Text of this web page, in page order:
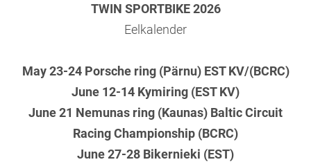
TWIN SPORTBIKE 2026
Eelkalender
May 23-24 Porsche ring (Pärnu) EST KV/(BCRC)
June 12-14 Kymiring (EST KV)
June 21 Nemunas ring (Kaunas) Baltic Circuit
Racing Championship (BCRC)
June 27-28 Bikernieki (EST)